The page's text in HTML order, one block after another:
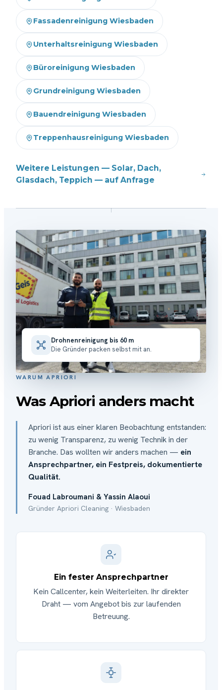
Fassadenreinigung Wiesbaden
Unterhaltsreinigung Wiesbaden
Büroreinigung Wiesbaden
Grundreinigung Wiesbaden
Bauendreinigung Wiesbaden
Treppenhausreinigung Wiesbaden
Weitere Leistungen — Solar, Dach,
Glasdach, Teppich — auf Anfrage
Drohnenreinigung bis 60 m
Die Gründer packen selbst mit an.
WARUM APRIORI
Was Apriori anders macht
Apriori ist aus einer klaren Beobachtung entstanden:
zu wenig Transparenz, zu wenig Technik in der
Branche. Das wollten wir anders machen — ein
Ansprechpartner, ein Festpreis, dokumentierte
Qualität.
Fouad Labroumani & Yassin Alaoui
Gründer Apriori Cleaning · Wiesbaden
Ein fester Ansprechpartner
Kein Callcenter, kein Weiterleiten. Ihr direkter
Draht — vom Angebot bis zur laufenden
Betreuung.